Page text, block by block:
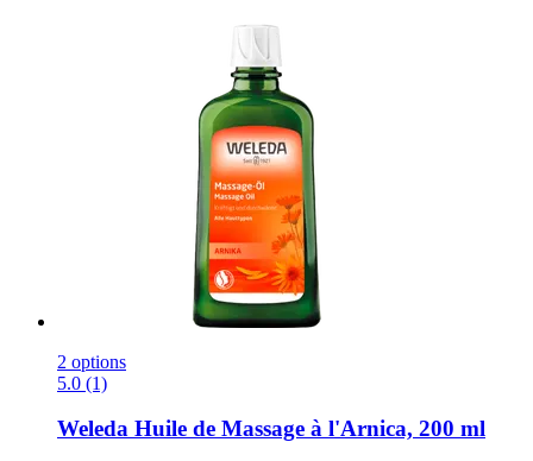
2 options
5.0 (1)
Weleda Huile de Massage à l'Arnica, 200 ml